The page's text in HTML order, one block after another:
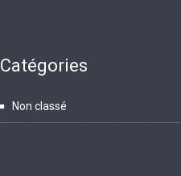
Catégories
Non classé